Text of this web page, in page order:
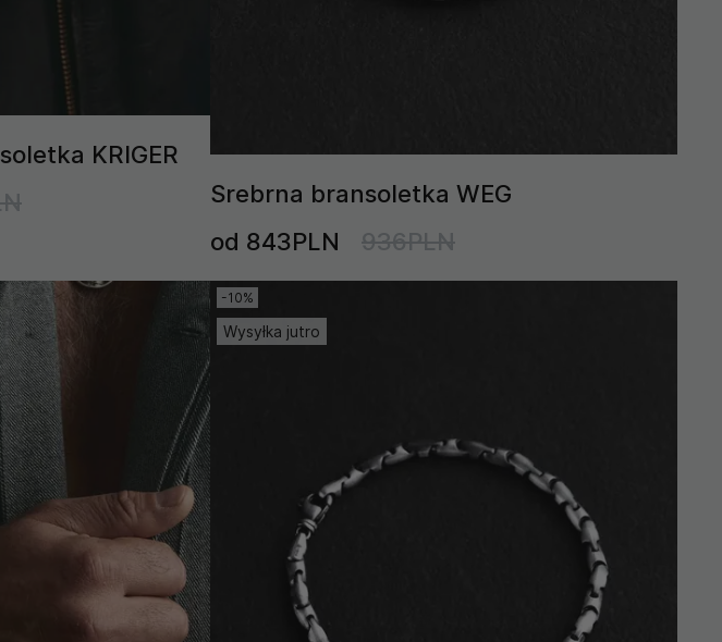
KRIGER
Srebrna bransoletka WEG
od 843PLN
936PLN
-10%
Wysyłka jutro